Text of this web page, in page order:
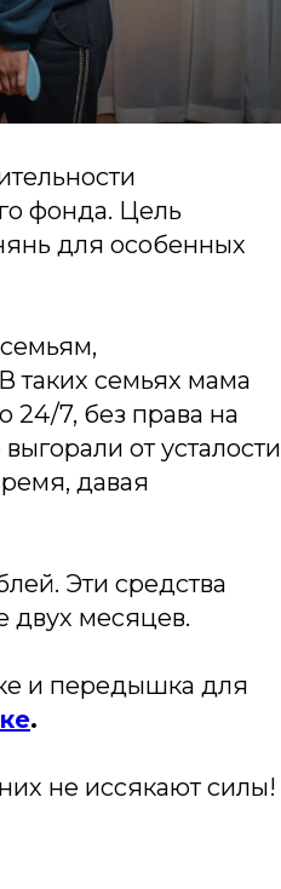
фонда. Цель
для особенных
таких семьях мама
24/7, без права на
от усталости
давая
Эти средства
двух месяцев.
и передышка для
.
не иссякают силы!